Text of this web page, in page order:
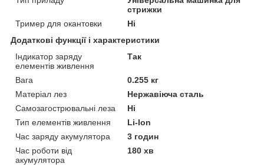
стрижки
Тример для окантовки
Ні
Додаткові функції і характеристики
Індикатор заряду
елементів живлення
Так
Вага
0.255 кг
Матеріал лез
Нержавіюча сталь
Самозагострювальні леза
Ні
Тип елементів живлення
Li-Ion
Час заряду акумулятора
3 годин
Час роботи від
акумулятора
180 хв